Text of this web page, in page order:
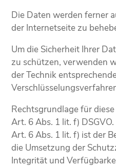
Die Daten werden ferner
der Internetseite zu
Um die Sicherheit Ihrer
zu schützen, verwenden
der Technik
Rechtsgrundlage für
Art. 6 Abs. 1 lit. f) DSGVO.
Art. 6 Abs. 1 lit. f) ist der
die Umsetzung der
Integrität und